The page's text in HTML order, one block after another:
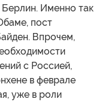
Именно так
пост
Впрочем,
с Россией,
в феврале
уже в роли